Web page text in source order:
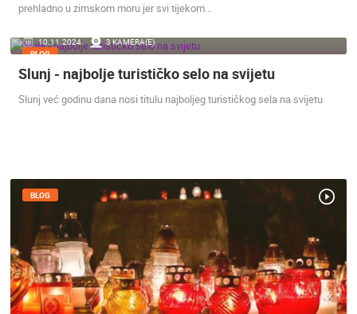
prehladno u zimskom moru jer svi tijekom…
10.11.2024.
3 KAMERA(E)
BLOG
Slunj - najbolje turističko selo na svijetu
Slunj već godinu dana nosi titulu najboljeg turističkog sela na svijetu
BLOG